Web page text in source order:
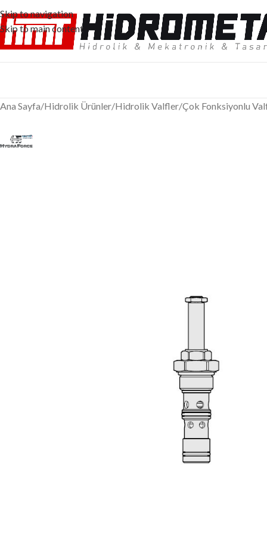
Skip to navigation
Skip to main content
Ana Sayfa/Hidrolik Ürünler/Hidrolik Valfler/Çok Fonksiyonlu